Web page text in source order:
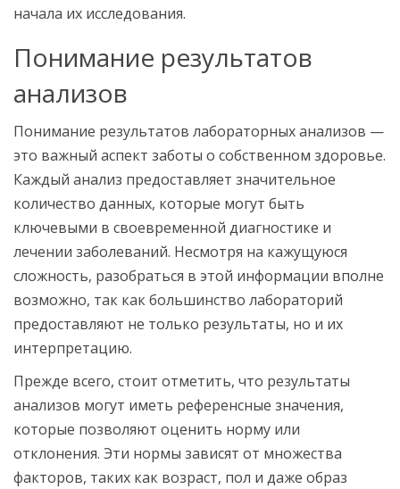
начала их исследования.
Понимание результатов
анализов
Понимание результатов лабораторных анализов —
это важный аспект заботы о собственном здоровье.
Каждый анализ предоставляет значительное
количество данных, которые могут быть
ключевыми в своевременной диагностике и
лечении заболеваний. Несмотря на кажущуюся
сложность, разобраться в этой информации вполне
возможно, так как большинство лабораторий
предоставляют не только результаты, но и их
интерпретацию.
Прежде всего, стоит отметить, что результаты
анализов могут иметь референсные значения,
которые позволяют оценить норму или
отклонения. Эти нормы зависят от множества
факторов, таких как возраст, пол и даже образ